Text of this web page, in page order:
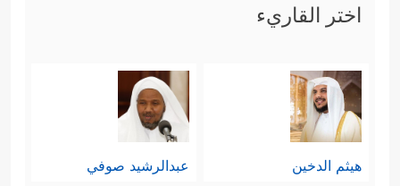
اختر القاريء
هيثم الدخين عبدالرشيد صوفي